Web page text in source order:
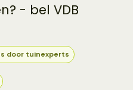
- bel VDB
door tuinexperts